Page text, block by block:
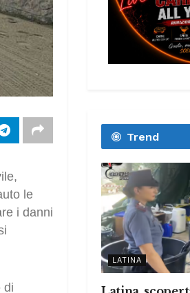
le
i danni
di
Trend
LATINA